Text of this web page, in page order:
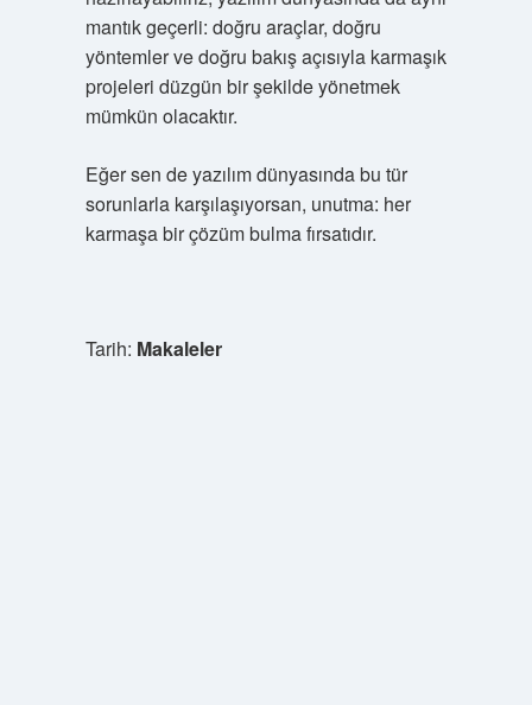
mantık geçerli: doğru araçlar, doğru
yöntemler ve doğru bakış açısıyla karmaşık
projeleri düzgün bir şekilde yönetmek
mümkün olacaktır.
Eğer sen de yazılım dünyasında bu tür
sorunlarla karşılaşıyorsan, unutma: her
karmaşa bir çözüm bulma fırsatıdır.
Tarih: Makaleler